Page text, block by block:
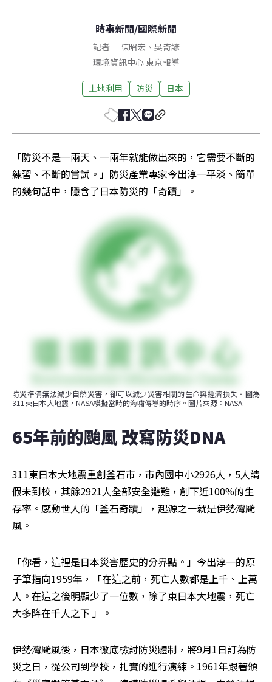
時事新聞/國際新聞
記者— 陳昭宏 、 吳奇諺
環境資訊中心東京報導
土地利用 防災 日本
「防災不是一兩天、一兩年就能做出來的，它需要不斷的
練習、不斷的嘗試。」防災產業專家今出淳一平淡、簡單
的幾句話中，隱含了日本防災的「奇蹟」。
防災準備無法減少自然災害，卻可以減少災害相關的生命與經濟損失。圖為
311東日本大地震，NASA模擬當時的海嘯傳導的時序。圖片來源：NASA
65年前的颱風 改寫防災DNA
311東日本大地震重創釜石市，市內國中小2926人，5人請
假未到校，其餘2921人全部安全避難，創下近100%的生
存率。感動世人的「釜石奇蹟」，起源之一就是伊勢灣颱
風。
「你看，這裡是日本災害歷史的分界點。」今出淳一的原
子筆指向1959年，「在這之前，死亡人數都是上千、上萬
人。在這之後明顯少了一位數，除了東日本大地震，死亡
大多降在千人之下 」。
伊勢灣颱風後，日本徹底檢討防災體制，將9月1日訂為防
災之日，從公司到學校，扎實的進行演練。1961年跟著頒